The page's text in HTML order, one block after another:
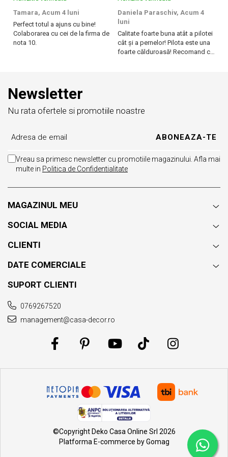
Husa de saltea este lavabila la 40 de grade;
Evitati umezirea husei;
Certificare Oeko-tex Standard 100
, pentru absenta substantelor
periculoase Eticheta Oeko-Tex®indica utilizatorilor finali interesati
imbracamintea prietenoasa cu pielea si alte materiale textile. In
Increderea in textile – un sinonim international pentru productia de
textile responsabil – de la materia prima la produsul finit pe rafturile
Certificari: ISO 14001, ISO 9001, OEKO-TEX 100, OHSAS
10 mm pentru fiecare panou
Reversibila.
: Pentru odihna sanatoasa!
Tamara, Acum 4 luni
Perfect totul a ajuns cu bine!
Colaborarea cu cei de la firma de
nota 10.
Daniela Paraschiv, Acum 4
luni
Calitate foarte buna atât a pilotei
cât și a pernelor! Pilota este una
foarte călduroasă! Recomand cu
Newsletter
Nu rata ofertele si promotiile noastre
Vreau sa primesc newsletter cu promotiile magazinului. Afla mai
multe in Politica de Confidentialitate
MAGAZINUL MEU
SOCIAL MEDIA
CLIENTI
DATE COMERCIALE
SUPORT CLIENTI
0769267520
management@casa-decor.ro
©Copyright Deko Casa Online Srl 2026
Platforma E-commerce by Gomag